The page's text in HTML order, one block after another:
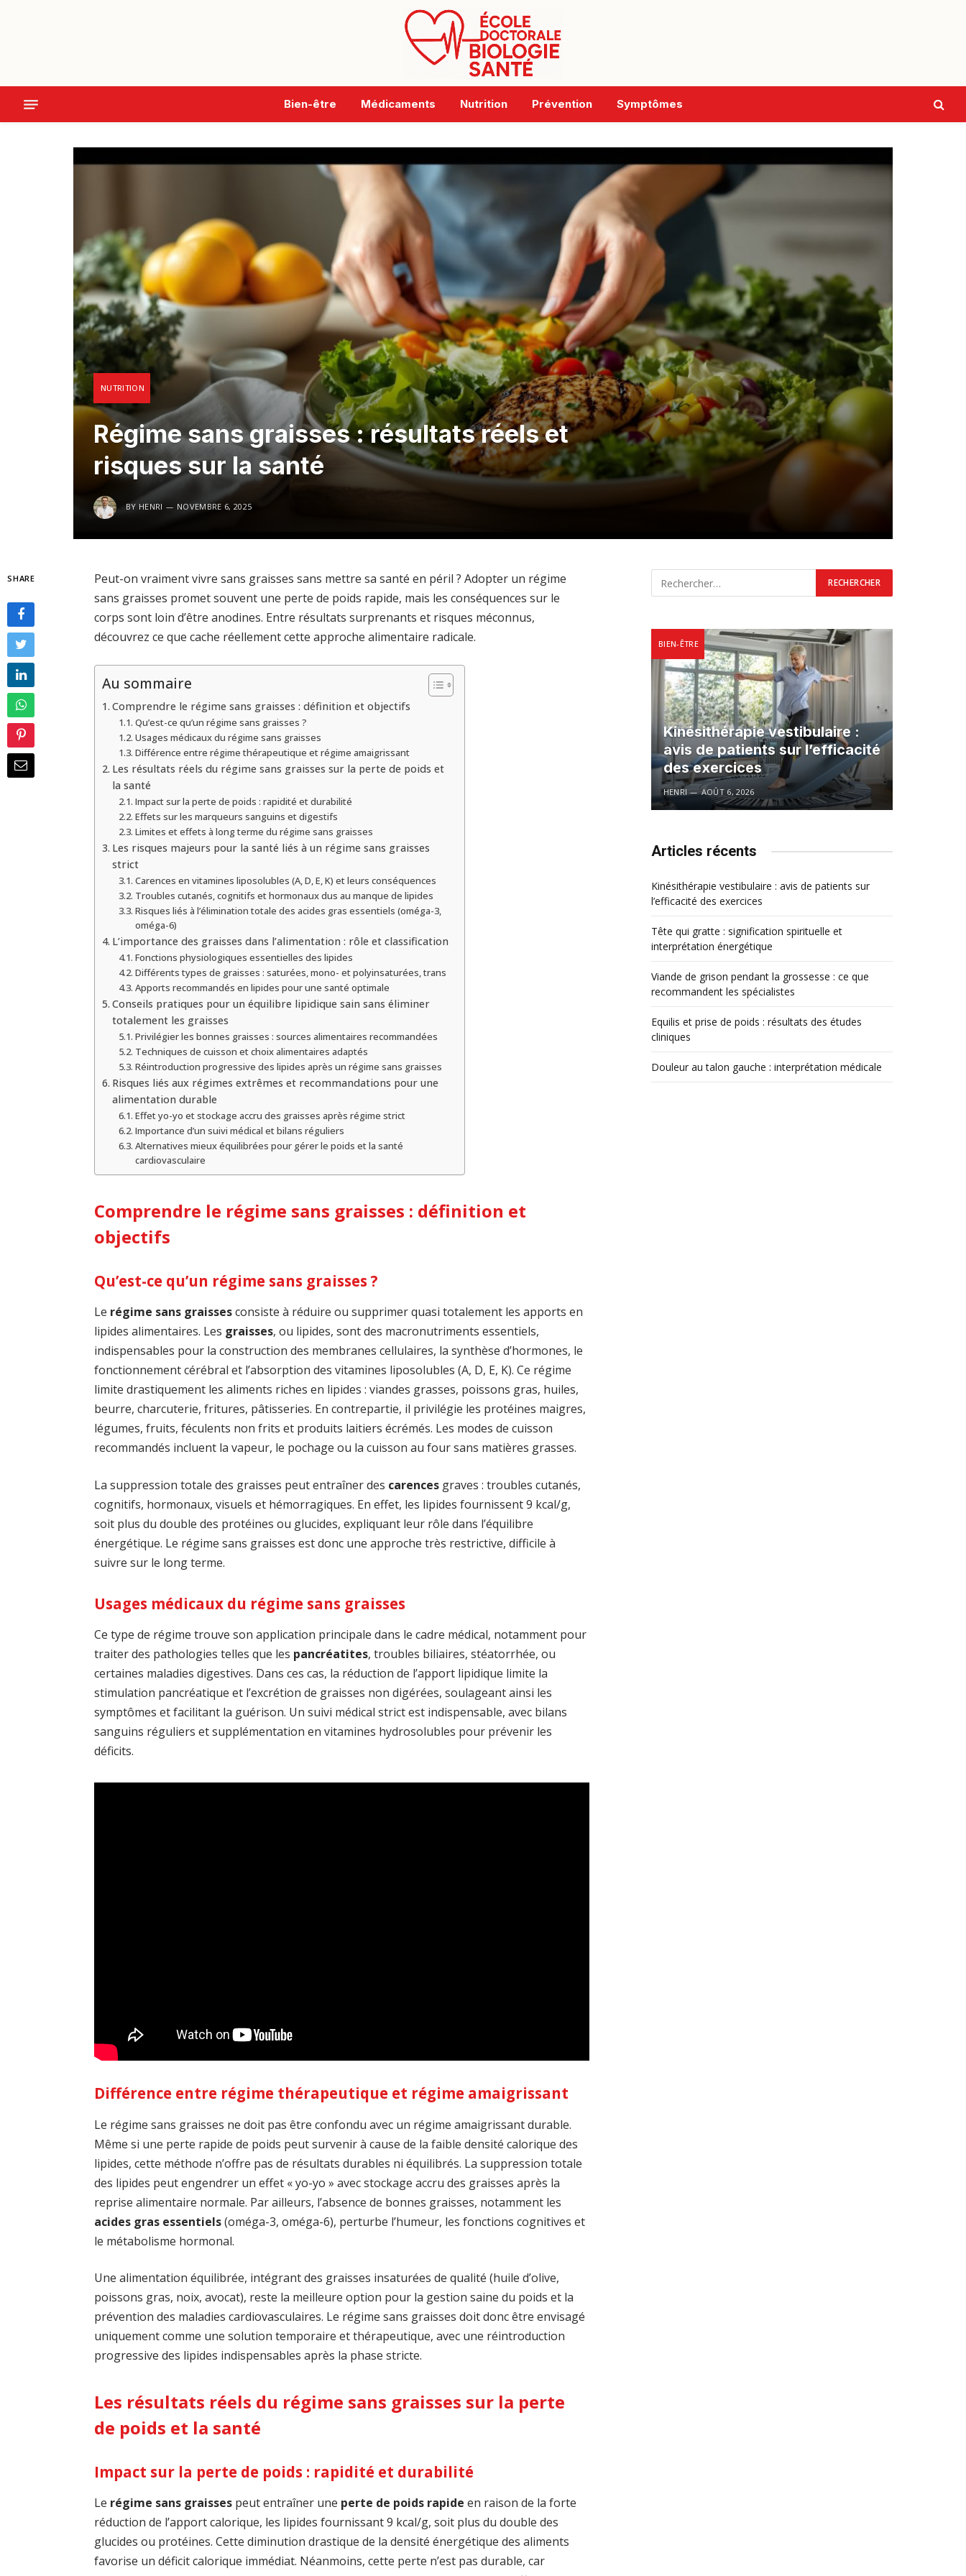
Bien-être Médicaments Nutrition Prévention Symptômes
NUTRITION
Régime sans graisses : résultats réels et
risques sur la santé
BY HENRI NOVEMBRE 6, 2025
SHARE
Peut-on vraiment vivre sans graisses sans mettre sa santé en péril ? Adopter un régime
sans graisses promet souvent une perte de poids rapide, mais les conséquences sur le
corps sont loin d’être anodines. Entre résultats surprenants et risques méconnus,
découvrez ce que cache réellement cette approche alimentaire radicale.
Au sommaire
Comprendre le régime sans graisses : définition et objectifs
Qu’est-ce qu’un régime sans graisses ?
Usages médicaux du régime sans graisses
Différence entre régime thérapeutique et régime amaigrissant
Les résultats réels du régime sans graisses sur la perte de poids et
la santé
Impact sur la perte de poids : rapidité et durabilité
Effets sur les marqueurs sanguins et digestifs
Limites et effets à long terme du régime sans graisses
Les risques majeurs pour la santé liés à un régime sans graisses
strict
Carences en vitamines liposolubles (A, D, E, K) et leurs conséquences
Troubles cutanés, cognitifs et hormonaux dus au manque de lipides
Risques liés à l’élimination totale des acides gras essentiels (oméga-3,
oméga-6)
L’importance des graisses dans l’alimentation : rôle et classification
Fonctions physiologiques essentielles des lipides
Différents types de graisses : saturées, mono- et polyinsaturées, trans
Apports recommandés en lipides pour une santé optimale
Conseils pratiques pour un équilibre lipidique sain sans éliminer
totalement les graisses
Privilégier les bonnes graisses : sources alimentaires recommandées
Techniques de cuisson et choix alimentaires adaptés
Réintroduction progressive des lipides après un régime sans graisses
Risques liés aux régimes extrêmes et recommandations pour une
alimentation durable
Effet yo-yo et stockage accru des graisses après régime strict
Importance d’un suivi médical et bilans réguliers
Alternatives mieux équilibrées pour gérer le poids et la santé
cardiovasculaire
Comprendre le régime sans graisses : définition et
objectifs
Qu’est-ce qu’un régime sans graisses ?
Le régime sans graissesconsiste à réduire ou supprimer quasi totalement les apports en
lipides alimentaires. Les graisses, ou lipides, sont des macronutriments essentiels,
indispensables pour la construction des membranes cellulaires, la synthèse d’hormones, le
fonctionnement cérébral et l’absorption des vitamines liposolubles (A, D, E, K). Ce régime
limite drastiquement les aliments riches en lipides : viandes grasses, poissons gras, huiles,
beurre, charcuterie, fritures, pâtisseries. En contrepartie, il privilégie les protéines maigres,
légumes, fruits, féculents non frits et produits laitiers écrémés. Les modes de cuisson
recommandés incluent la vapeur, le pochage ou la cuisson au four sans matières grasses.
La suppression totale des graisses peut entraîner des carences graves : troubles cutanés,
cognitifs, hormonaux, visuels et hémorragiques. En effet, les lipides fournissent 9 kcal/g,
soit plus du double des protéines ou glucides, expliquant leur rôle dans l’équilibre
énergétique. Le régime sans graisses est donc une approche très restrictive, difficile à
suivre sur le long terme.
Usages médicaux du régime sans graisses
Ce type de régime trouve son application principale dans le cadre médical, notamment pour
traiter des pathologies telles que les pancréatites, troubles biliaires, stéatorrhée, ou
certaines maladies digestives. Dans ces cas, la réduction de l’apport lipidique limite la
stimulation pancréatique et l’excrétion de graisses non digérées, soulageant ainsi les
symptômes et facilitant la guérison. Un suivi médical strict est indispensable, avec bilans
sanguins réguliers et supplémentation en vitamines hydrosolubles pour prévenir les
déficits.
Différence entre régime thérapeutique et régime amaigrissant
Le régime sans graisses ne doit pas être confondu avec un régime amaigrissant durable.
Même si une perte rapide de poids peut survenir à cause de la faible densité calorique des
lipides, cette méthode n’offre pas de résultats durables ni équilibrés. La suppression totale
des lipides peut engendrer un effet « yo-yo » avec stockage accru des graisses après la
reprise alimentaire normale. Par ailleurs, l’absence de bonnes graisses, notamment les
acides gras essentiels(oméga-3, oméga-6), perturbe l’humeur, les fonctions cognitives et
le métabolisme hormonal.
Une alimentation équilibrée, intégrant des graisses insaturées de qualité (huile d’olive,
poissons gras, noix, avocat), reste la meilleure option pour la gestion saine du poids et la
prévention des maladies cardiovasculaires. Le régime sans graisses doit donc être envisagé
uniquement comme une solution temporaire et thérapeutique, avec une réintroduction
progressive des lipides indispensables après la phase stricte.
Les résultats réels du régime sans graisses sur la perte
de poids et la santé
Impact sur la perte de poids : rapidité et durabilité
Le régime sans graisses peut entraîner une perte de poids rapide en raison de la forte
réduction de l’apport calorique, les lipides fournissant 9 kcal/g, soit plus du double des
glucides ou protéines. Cette diminution drastique de la densité énergétique des aliments
favorise un déficit calorique immédiat. Néanmoins, cette perte n’est pas durable, car
BIEN-ÊTRE
Kinésithérapie vestibulaire :
avis de patients sur l’efficacité
des exercices
HENRI AOÛT 6, 2026
Articles récents
Kinésithérapie vestibulaire : avis de patients sur
l’efficacité des exercices
Tête qui gratte : signification spirituelle et
interprétation énergétique
Viande de grison pendant la grossesse : ce que
recommandent les spécialistes
Equilis et prise de poids : résultats des études
cliniques
Douleur au talon gauche : interprétation médicale